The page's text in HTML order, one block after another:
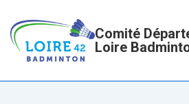
passer
contenu
principal
Comité
Loire